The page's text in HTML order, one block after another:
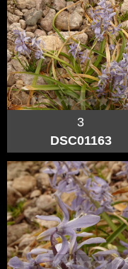
3
DSC01163